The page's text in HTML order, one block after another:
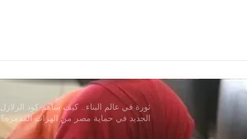
هام من وزارة الصحة للمواطنين عقب
ثورة في عالم البناء.. كيف ساهم كود الزلازل
الجديد في حماية مصر من الهزات المدمرة؟